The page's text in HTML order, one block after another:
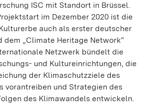
ISC mit Standort in Brüssel.
im Dezember 2020 ist die
auch als erster deutscher
dem „Climate Heritage Network“
Netzwerk bündelt die
und Kultureinrichtungen, die
der Klimaschutzziele des
vorantreiben und Strategien des
des Klimawandels entwickeln.